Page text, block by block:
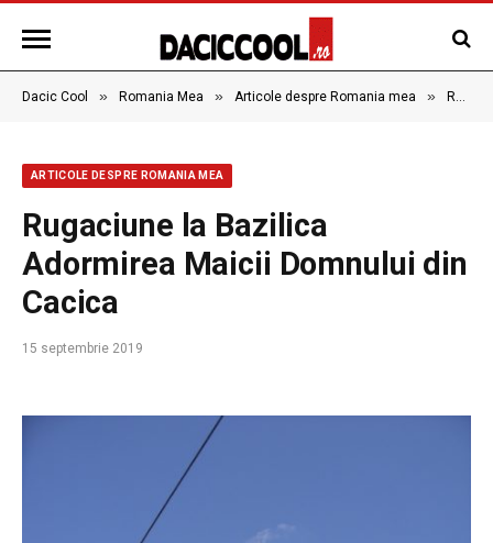
Dacic Cool » Romania Mea » Articole despre Romania mea » Rugaciune la Bazilica Adormirea Maicii Domnului din Cacica
ARTICOLE DESPRE ROMANIA MEA
Rugaciune la Bazilica
Adormirea Maicii Domnului din
Cacica
15 septembrie 2019